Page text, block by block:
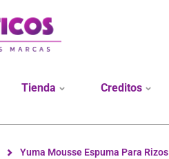
Tienda Creditos
Yuma Mousse Espuma Para Rizos